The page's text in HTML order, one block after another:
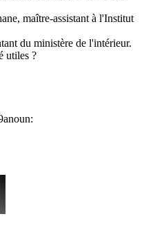
maître-assistant à l'Institut
du ministère de l'intérieur.
utiles ?